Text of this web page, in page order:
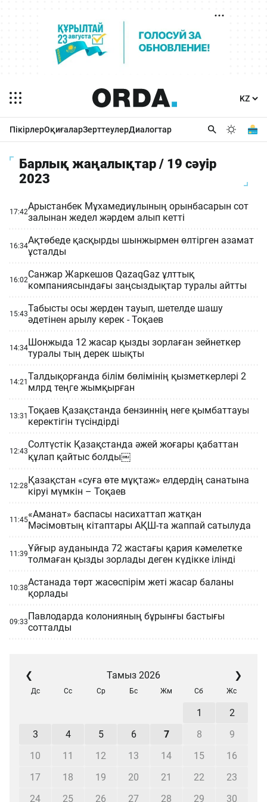
ПікірлерОқиғаларЗерттеулерДиалогтар
Барлық жаңалықтар / 19 сәуір
2023
17:42Арыстанбек Мұхамедиұлының орынбасарын сот
залынан жедел жәрдем алып кетті
16:34Ақтөбеде қасқырды шынжырмен өлтірген азамат
ұсталды
16:02Санжар Жаркешов QazaqGaz ұлттық
компаниясындағы заңсыздықтар туралы айтты
15:43Табысты осы жерден тауып, шетелде шашу
әдетінен арылу керек - Тоқаев
14:34Шонжыда 12 жасар қызды зорлаған зейнеткер
туралы тың дерек шықты
14:21 Талдықорғанда білім бөлімінің қызметкерлері 2
млрд теңге жымқырған
13:31 Тоқаев Қазақстанда бензиннің неге қымбаттауы
керектігін түсіндірді
12:43
Солтүстік Қазақстанда әжей жоғары қабаттан
құлап қайтыс болды￼
12:28Қазақстан «суға өте мұқтаж» елдердің санатына
кіруі мүмкін – Тоқаев
11:45«Аманат» баспасы насихаттап жатқан
Мәсімовтың кітаптары АҚШ-та жаппай сатылуда
11:39Ұйғыр ауданында 72 жастағы қария кәмелетке
толмаған қызды зорлады деген күдікке ілінді
10:38Астанада төрт жасөспірім жеті жасар баланы
қорлады
09:33Павлодарда колонияның бұрынғы бастығы
сотталды
❮ Тамыз 2026 ❯
Дс Сс Ср Бс Жм Сб Жс
1
2
3
4 5 6 7 8
9
10
11 12 13 14 15
16
17
18 19 20 21 22
23
24
25 26 27 28 29 30